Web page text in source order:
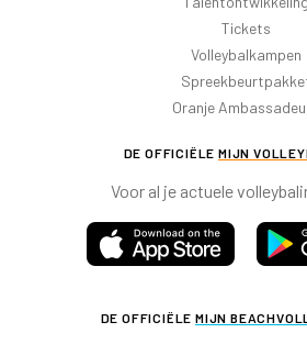
Tickets
Volleybalkampen
Oranje
DE OFFICIËLE MIJN
Voor al je actuele
DE OFFICIËLE MIJN